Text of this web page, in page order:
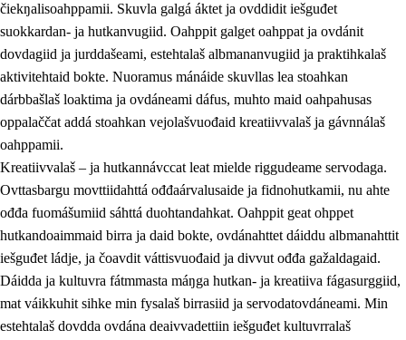
1.1 Olmmošárvu
1.2 Identitehta ja kultuvrralaš girjáivuohta
1.3 Kritihkalaš jurddašeapmi ja ehtalaš diđolašvuohta
1.4 Hutkanillu, beroštupmi ja suokkardanhuovva
1.5
1.6 Demokratiija ja mielváikkuheapmi
čiekŋalisoahppamii. Skuvla galgá áktet ja ovddidit iešguđet
suokkardan- ja hutkanvugiid. Oahppit galget oahppat ja ovdánit
dovdagiid ja jurddašeami, estehtalaš albmananvugiid ja praktihkalaš
aktivitehtaid bokte. Nuoramus mánáide skuvllas lea stoahkan
dárbbašlaš loaktima ja ovdáneami dáfus, muhto maid oahpahusas
oppalaččat addá stoahkan vejolašvuođaid kreatiivvalaš ja gávnnálaš
oahppamii.
Kreatiivvalaš – ja hutkannávccat leat mielde riggudeame servodaga.
Ovttasbargu movttiidahttá ođđaárvalusaide ja fidnohutkamii, nu ahte
ođđa fuomášumiid sáhttá duohtandahkat. Oahppit geat ohppet
hutkandoaimmaid birra ja daid bokte, ovdánahttet dáiddu albmanahttit
iešguđet ládje, ja čoavdit váttisvuođaid ja divvut ođđa gažaldagaid.
Dáidda ja kultuvra fátmmasta máŋga hutkan- ja kreatiiva fágasurggiid,
mat váikkuhit sihke min fysalaš birrasiid ja servodatovdáneami. Min
estehtalaš dovdda ovdána deaivvadettiin iešguđet kultuvrralaš